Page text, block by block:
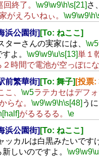
回終了。 \w9\w9\h\s[21] さ、
がえろいねぃ。 \w9\w9\h
浜公園街] [To: ねここ]
ターさんの実家には、 \w5
よ。 \w9\w9\u\s[13]単１
時間で電池が空っぽにな
前繁華街] [To: 舞子] [投票:
こ、 \w5ラテカセはデフォ
らな。 \w9\w9\h\s[48] う
がるるるる。 \e
浜公園街] [To: ねここ]
ッカルは白黒みたいです
しいのですよ。 \w9\w9\u